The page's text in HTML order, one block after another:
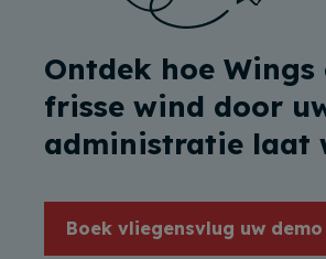
Ontdek hoe Wings
frisse wind door
administratie laat
Boek vliegensvlug uw demo